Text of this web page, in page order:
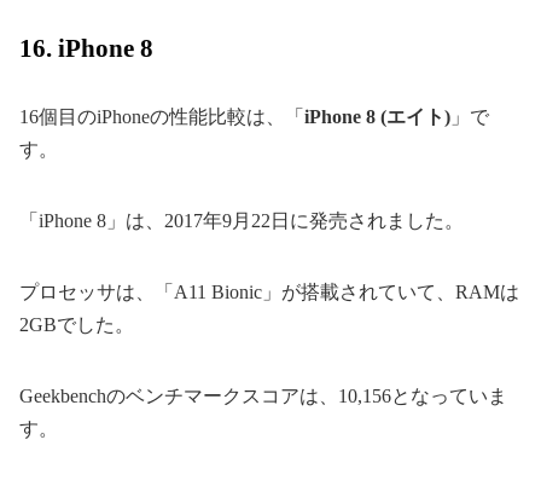
16. iPhone 8
16個目のiPhoneの性能比較は、「 iPhone 8 (エイト) 」で
す。
「iPhone 8」は、2017年9月22日に発売されました。
プロセッサは、「A11 Bionic」が搭載されていて、RAMは
2GBでした。
Geekbenchのベンチマークスコアは、10,156となっていま
す。